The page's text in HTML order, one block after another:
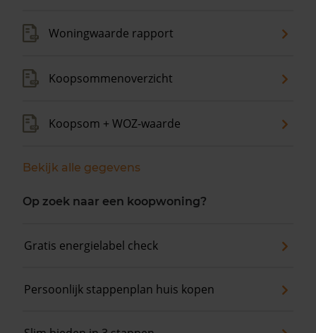
Woningwaarde rapport
Koopsommenoverzicht
Koopsom + WOZ-waarde
Bekijk alle gegevens
Op zoek naar een koopwoning?
Gratis energielabel check
Persoonlijk stappenplan huis kopen